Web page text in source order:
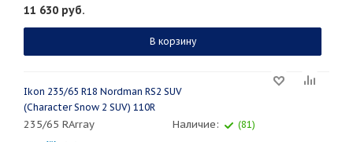
11 630 руб.
В корзину
Ikon 235/65 R18 Nordman RS2 SUV
(Character Snow 2 SUV) 110R
235/65 RArray Наличие: (81)